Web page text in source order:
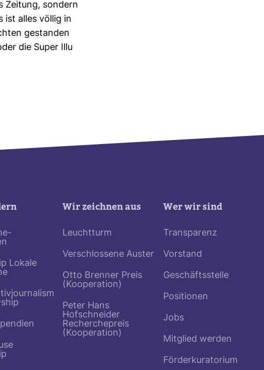
Zei­tung, son­dern
ist alles völlig in
gestanden
die Super Illu
Lokale
Wir zeichnen aus
Leuchtturm
Verschlossene Auster
Otto Brenner Preis
(Kooperation)
Peter Hans
Hofschneider
Recherchepreis
(Kooperation)
Wer wir sind
Transparenz
Vorstand
Geschäftsstelle
Positionen
Jobs
Mitglied werden
Förderkuratorium